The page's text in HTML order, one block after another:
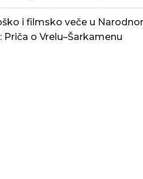
i filmsko veče u
Priča o Vrelu–Šarkamenu